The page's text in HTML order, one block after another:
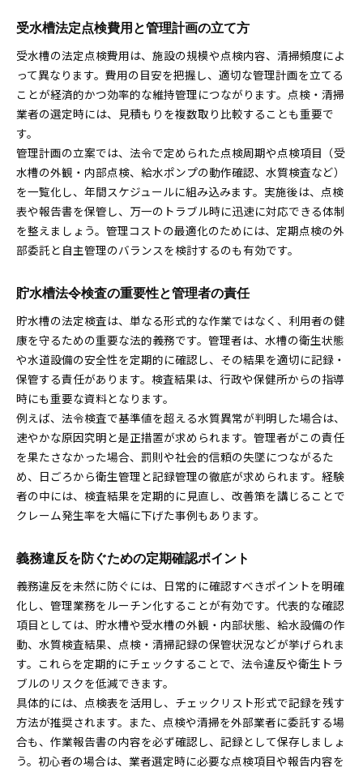
受水槽法定点検費用と管理計画の立て方
受水槽の法定点検費用は、施設の規模や点検内容、清掃頻度によ
って異なります。費用の目安を把握し、適切な管理計画を立てる
ことが経済的かつ効率的な維持管理につながります。点検・清掃
業者の選定時には、見積もりを複数取り比較することも重要で
す。
管理計画の立案では、法令で定められた点検周期や点検項目（受
水槽の外観・内部点検、給水ポンプの動作確認、水質検査など）
を一覧化し、年間スケジュールに組み込みます。実施後は、点検
表や報告書を保管し、万一のトラブル時に迅速に対応できる体制
を整えましょう。管理コストの最適化のためには、定期点検の外
部委託と自主管理のバランスを検討するのも有効です。
貯水槽法令検査の重要性と管理者の責任
貯水槽の法定検査は、単なる形式的な作業ではなく、利用者の健
康を守るための重要な法的義務です。管理者は、水槽の衛生状態
や水道設備の安全性を定期的に確認し、その結果を適切に記録・
保管する責任があります。検査結果は、行政や保健所からの指導
時にも重要な資料となります。
例えば、法令検査で基準値を超える水質異常が判明した場合は、
速やかな原因究明と是正措置が求められます。管理者がこの責任
を果たさなかった場合、罰則や社会的信頼の失墜につながるた
め、日ごろから衛生管理と記録管理の徹底が求められます。経験
者の中には、検査結果を定期的に見直し、改善策を講じることで
クレーム発生率を大幅に下げた事例もあります。
義務違反を防ぐための定期確認ポイント
義務違反を未然に防ぐには、日常的に確認すべきポイントを明確
化し、管理業務をルーチン化することが有効です。代表的な確認
項目としては、貯水槽や受水槽の外観・内部状態、給水設備の作
動、水質検査結果、点検・清掃記録の保管状況などが挙げられま
す。これらを定期的にチェックすることで、法令違反や衛生トラ
ブルのリスクを低減できます。
具体的には、点検表を活用し、チェックリスト形式で記録を残す
方法が推奨されます。また、点検や清掃を外部業者に委託する場
合も、作業報告書の内容を必ず確認し、記録として保存しましょ
う。初心者の場合は、業者選定時に必要な点検項目や報告内容を